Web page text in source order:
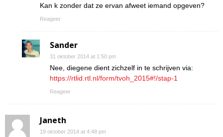
Kan k zonder dat ze ervan afweet iemand opgeven?
Reageer
Sander
31 oktober 2014 at 1:50 pm
Nee, diegene dient zichzelf in te schrijven via:
https://rtlid.rtl.nl/form/tvoh_2015#!/stap-1
Reageer
Janeth
19 oktober 2014 at 4:48 pm